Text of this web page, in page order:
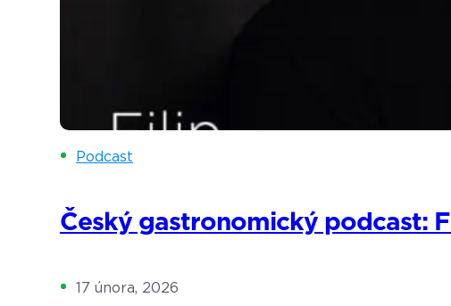
Podcast
Český gastronomický podcast:
17 února, 2026